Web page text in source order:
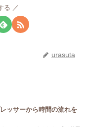
る
urasuta
ッサーから時間の流れを